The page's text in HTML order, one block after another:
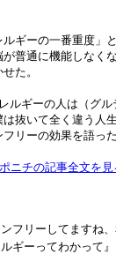
ギーの一番重度」
普通に機能しなく
た。
ルギーの人は（グ
抜いて全く違う人
リーの効果を語った
ニチの記事全文を見
フリーしてますね、
ギーってわかって』